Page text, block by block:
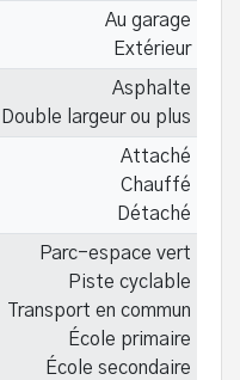
Au garage
Extérieur
Asphalte
Double largeur ou plus
Attaché
Chauffé
Détaché
Parc-espace vert
Piste cyclable
Transport en commun
École primaire
École secondaire